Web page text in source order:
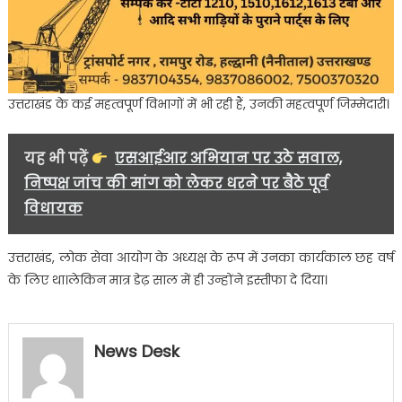
उत्तराखंड के कई महत्वपूर्ण विभागों में भी रही हैं, उनकी महत्वपूर्ण जिम्मेदारी।
यह भी पढ़ें
एसआईआर अभियान पर उठे सवाल,
निष्पक्ष जांच की मांग को लेकर धरने पर बैठे पूर्व
विधायक
उत्तराखंड, लोक सेवा आयोग के अध्यक्ष के रूप में उनका कार्यकाल छह वर्ष
के लिए था।लेकिन मात्र डेढ़ साल में ही उन्होंने इस्तीफा दे दिया।
News Desk